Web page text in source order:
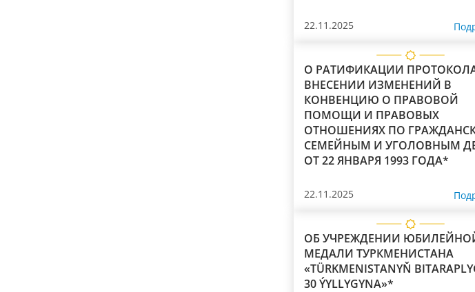
22.11.2025
О РАТИФИКАЦИИ
ВНЕСЕНИИ ИЗМЕНЕНИЙ В
КОНВЕНЦИЮ О ПРАВОВОЙ
ПОМОЩИ И ПРАВОВЫХ
ОТНОШЕНИЯХ ПО
СЕМЕЙНЫМ И УГОЛОВНЫМ
ОТ 22 ЯНВАРЯ 1993 ГОДА*
22.11.2025
ОБ УЧРЕЖДЕНИИ
МЕДАЛИ ТУРКМЕНИСТАНА
«TÜRKMENISTANYŇ
30 ÝYLLYGYNA»*